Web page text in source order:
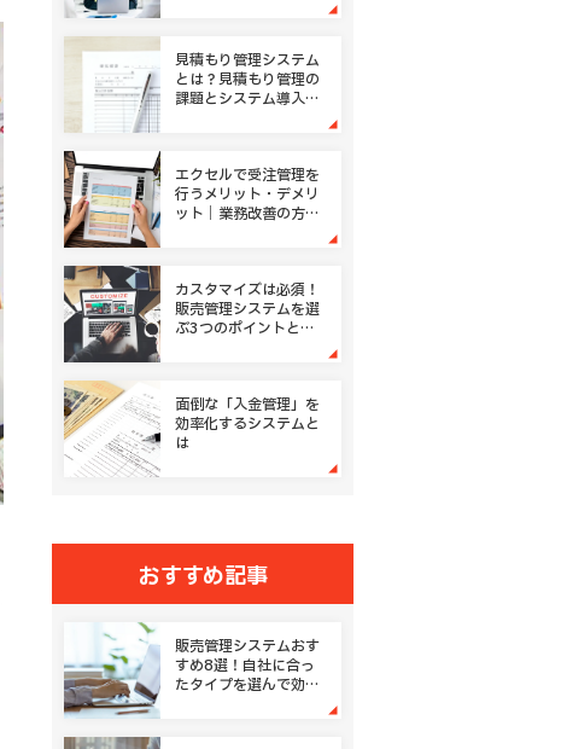
見積もり管理システム
とは？見積もり管理の
課題とシステム導入の
エクセルで受注管理を
行うメリット・デメリ
ット｜業務改善の方法
カスタマイズは必須！
販売管理システムを選
ぶ3つのポイントと導
面倒な「入金管理」を
効率化するシステムと
は
おすすめ記事
販売管理システムおす
すめ8選！自社に合っ
たタイプを選んで効率